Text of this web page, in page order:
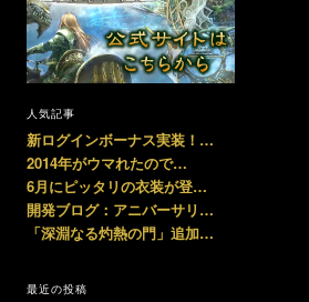
人気記事
新ログインボーナス実装！…
2014年がウマれたので…
6月にピッタリの衣装が登…
開発ブログ：アニバーサリ…
「深淵なる灼熱の門」追加…
最近の投稿